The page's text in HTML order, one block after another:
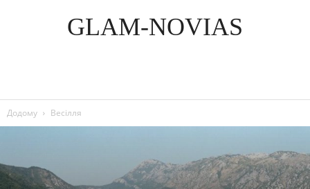
GLAM-NOVIAS
Додому Весілля